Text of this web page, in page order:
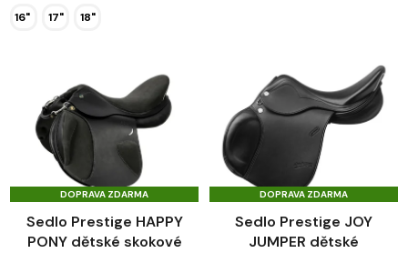
16" 17" 18"
DOPRAVA ZDARMA
Sedlo Prestige HAPPY
PONY dětské skokové
DOPRAVA ZDARMA
Sedlo Prestige JOY
JUMPER dětské